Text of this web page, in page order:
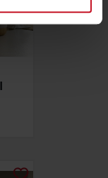
chwili.
o tym, jak